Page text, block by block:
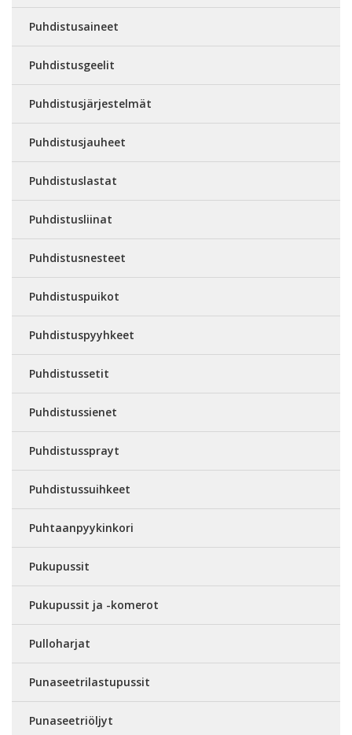
Puhdistusaineet
Puhdistusgeelit
Puhdistusjärjestelmät
Puhdistusjauheet
Puhdistuslastat
Puhdistusliinat
Puhdistusnesteet
Puhdistuspuikot
Puhdistuspyyhkeet
Puhdistussetit
Puhdistussienet
Puhdistussprayt
Puhdistussuihkeet
Puhtaanpyykinkori
Pukupussit
Pukupussit ja -komerot
Pulloharjat
Punaseetrilastupussit
Punaseetriöljyt